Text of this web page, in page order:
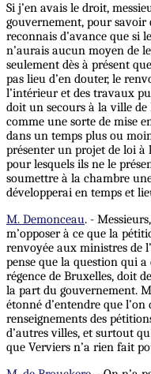
Si j’en avais le droit,
gouvernement, pour savoir
reconnais d’avance que si
n’aurais aucun moyen de
seulement dès à présent
pas lieu d’en douter, le
l’intérieur et des travaux
doit un secours à la ville
comme une sorte de mise
dans un temps plus ou
présenter un projet de loi à
pour lesquels ils ne le
soumettre à la chambre
développerai en temps et
M. Demonceau. -
m’opposer à ce que la
renvoyée aux ministres de
pense que la question qui
régence de Bruxelles, doit
la part du gouvernement.
étonné d’entendre que
renseignements des
d’autres villes, et surtout
que Verviers n’a rien fait